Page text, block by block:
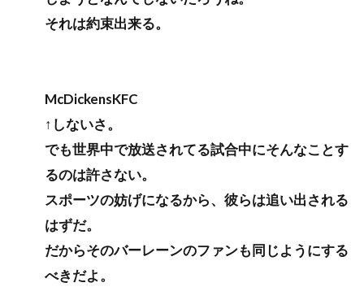
それは約束出来る。
McDickensKFC
↑しないさ。
でも世界中で放送されてる試合中にそんなことす
るのは許さない。
スポーツの妨げになるから、彼らは追い出される
はずだ。
だからそのバーレーンのファンも同じようにする
べきだよ。